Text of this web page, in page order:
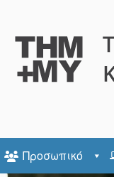
Προσωπικό